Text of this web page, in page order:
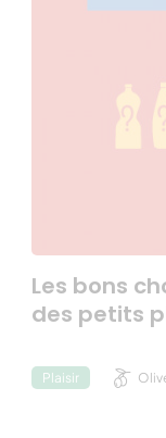
Les bons
des petits
Plaisir